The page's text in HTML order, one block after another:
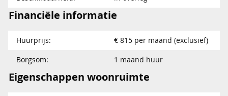
Financiële informatie
Huurprijs:
€ 815 per maand (exclusief)
Borgsom:
1 maand huur
Eigenschappen woonruimte